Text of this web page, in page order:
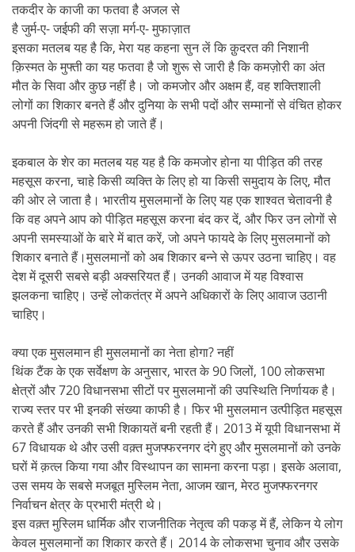
तकदीर के काजी का फतवा है अजल से
है जुर्म-ए- जईफी की सज़ा मर्ग-ए- मुफाज़ात
इसका मतलब यह है कि, मेरा यह कहना सुन लें कि क़ुदरत की निशानी
क़िस्मत के मुफ्ती का यह फतवा है जो शुरू से जारी है कि कमज़ोरी का अंत
मौत के सिवा और कुछ नहीं है। जो कमजोर और अक्षम हैं, वह शक्तिशाली
लोगों का शिकार बनते हैं और दुनिया के सभी पदों और सम्मानों से वंचित होकर
अपनी जिंदगी से महरूम हो जाते हैं।
इकबाल के शेर का मतलब यह यह है कि कमजोर होना या पीड़ित की तरह
महसूस करना, चाहे किसी व्यक्ति के लिए हो या किसी समुदाय के लिए, मौत
की ओर ले जाता है। भारतीय मुसलमानों के लिए यह एक शाश्वत चेतावनी है
कि वह अपने आप को पीड़ित महसूस करना बंद कर दें, और फिर उन लोगों से
अपनी समस्याओं के बारे में बात करें, जो अपने फायदे के लिए मुसलमानों को
शिकार बनाते हैं।मुसलमानों को अब शिकार बन्ने से ऊपर उठना चाहिए। वह
देश में दूसरी सबसे बड़ी अक्सरियत हैं। उनकी आवाज में यह विश्वास
झलकना चाहिए। उन्हें लोकतंत्र में अपने अधिकारों के लिए आवाज उठानी
चाहिए।
क्या एक मुसलमान ही मुसलमानों का नेता होगा? नहीं
थिंक टैंक के एक सर्वेक्षण के अनुसार, भारत के 90 जिलों, 100 लोकसभा
क्षेत्रों और 720 विधानसभा सीटों पर मुसलमानों की उपस्थिति निर्णायक है।
राज्य स्तर पर भी इनकी संख्या काफी है। फिर भी मुसलमान उत्पीड़ित महसूस
करते हैं और उनकी सभी शिकायतें बनी रहती हैं। 2013 में यूपी विधानसभा में
67 विधायक थे और उसी वक़्त मुजफ्फरनगर दंगे हुए और मुसलमानों को उनके
घरों में क़त्ल किया गया और विस्थापन का सामना करना पड़ा। इसके अलावा,
उस समय के सबसे मजबूत मुस्लिम नेता, आजम खान, मेरठ मुजफ्फरनगर
निर्वाचन क्षेत्र के प्रभारी मंत्री थे।
इस वक़्त मुस्लिम धार्मिक और राजनीतिक नेतृत्व की पकड़ में हैं, लेकिन ये लोग
केवल मुसलमानों का शिकार करते हैं। 2014 के लोकसभा चुनाव और उसके